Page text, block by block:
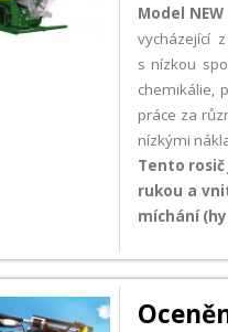
Model NEW
vycházející
s nízkou
chemikálie,
práce za
nízkými
Tento
rukou a
míchání